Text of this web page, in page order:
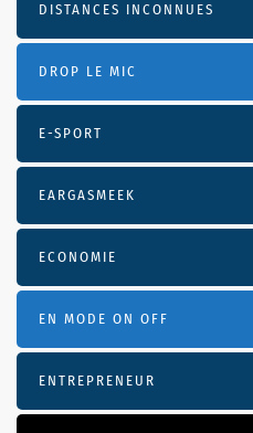
DISTANCES INCONNUES
DROP LE MIC
E-SPORT
EARGASMEEK
ECONOMIE
EN MODE ON OFF
ENTREPRENEUR